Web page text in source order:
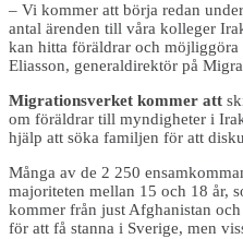
– Vi kommer att börja redan
antal ärenden till våra kolleger
kan hitta föräldrar och
Eliasson, generaldirektör på
Migrationsverket kommer att
om föräldrar till myndigheter i
hjälp att söka familjen för att
Många av de 2 250
majoriteten mellan 15 och 18 år,
kommer från just Afghanistan
för att få stanna i Sverige, men